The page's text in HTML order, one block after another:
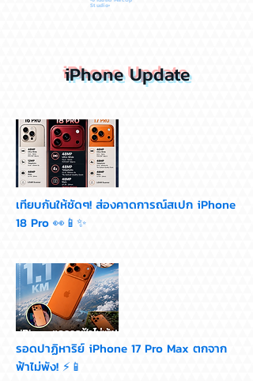
Studio•
iPhone Update
เทียบกันให้ชัดๆ! ส่องคาดการณ์สเปก iPhone
18 Pro 👀📱✨
รอดปาฏิหาริย์ iPhone 17 Pro Max ตกจาก
ฟ้าไม่พัง! ⚡📱